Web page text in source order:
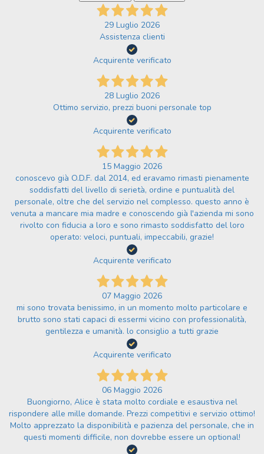
29 Luglio 2026
Assistenza clienti
Acquirente verificato
28 Luglio 2026
Ottimo servizio, prezzi buoni personale top
Acquirente verificato
15 Maggio 2026
conoscevo già O.D.F. dal 2014, ed eravamo rimasti pienamente
soddisfatti del livello di serietà, ordine e puntualità del
personale, oltre che del servizio nel complesso. questo anno è
venuta a mancare mia madre e conoscendo già l'azienda mi sono
rivolto con fiducia a loro e sono rimasto soddisfatto del loro
operato: veloci, puntuali, impeccabili, grazie!
Acquirente verificato
07 Maggio 2026
mi sono trovata benissimo, in un momento molto particolare e
brutto sono stati capaci di essermi vicino con professionalità,
gentilezza e umanità. lo consiglio a tutti grazie
Acquirente verificato
06 Maggio 2026
Buongiorno, Alice è stata molto cordiale e esaustiva nel
rispondere alle mille domande. Prezzi competitivi e servizio ottimo!
Molto apprezzato la disponibilità e pazienza del personale, che in
questi momenti difficile, non dovrebbe essere un optional!